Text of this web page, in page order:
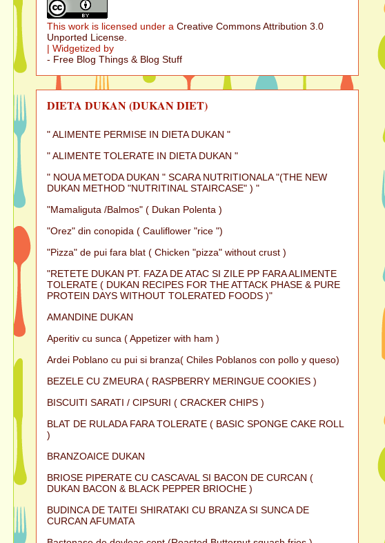
This work is licensed under a Creative Commons Attribution 3.0
Unported License.
| Widgetized by
- Free Blog Things & Blog Stuff
DIETA DUKAN (DUKAN DIET)
" ALIMENTE PERMISE IN DIETA DUKAN "
" ALIMENTE TOLERATE IN DIETA DUKAN "
" NOUA METODA DUKAN " SCARA NUTRITIONALA "(THE NEW
DUKAN METHOD "NUTRITINAL STAIRCASE" ) "
"Mamaliguta /Balmos" ( Dukan Polenta )
"Orez" din conopida ( Cauliflower "rice ")
"Pizza" de pui fara blat ( Chicken "pizza" without crust )
"RETETE DUKAN PT. FAZA DE ATAC SI ZILE PP FARA ALIMENTE
TOLERATE ( DUKAN RECIPES FOR THE ATTACK PHASE & PURE
PROTEIN DAYS WITHOUT TOLERATED FOODS )"
AMANDINE DUKAN
Aperitiv cu sunca ( Appetizer with ham )
Ardei Poblano cu pui si branza( Chiles Poblanos con pollo y queso)
BEZELE CU ZMEURA ( RASPBERRY MERINGUE COOKIES )
BISCUITI SARATI / CIPSURI ( CRACKER CHIPS )
BLAT DE RULADA FARA TOLERATE ( BASIC SPONGE CAKE ROLL
)
BRANZOAICE DUKAN
BRIOSE PIPERATE CU CASCAVAL SI BACON DE CURCAN (
DUKAN BACON & BLACK PEPPER BRIOCHE )
BUDINCA DE TAITEI SHIRATAKI CU BRANZA SI SUNCA DE
CURCAN AFUMATA